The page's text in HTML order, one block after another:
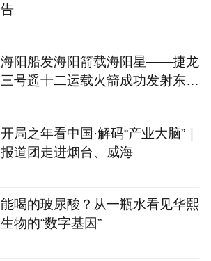
告
海阳船发海阳箭载海阳星——捷龙
三号遥十二运载火箭成功发射东方
开局之年看中国·解码“产业大脑”｜
报道团走进烟台、威海
能喝的玻尿酸？从一瓶水看见华熙
生物的“数字基因”